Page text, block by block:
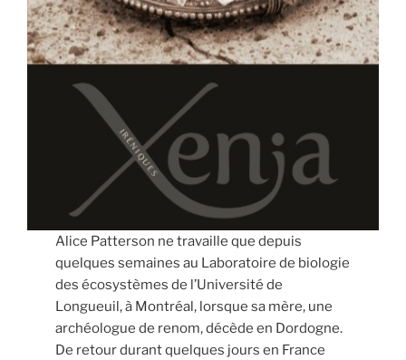
Alice Patterson ne travaille que depuis
quelques semaines au Laboratoire de biologie
des écosystèmes de l’Université de
Longueuil, à Montréal, lorsque sa mère, une
archéologue de renom, décède en Dordogne.
De retour durant quelques jours en France